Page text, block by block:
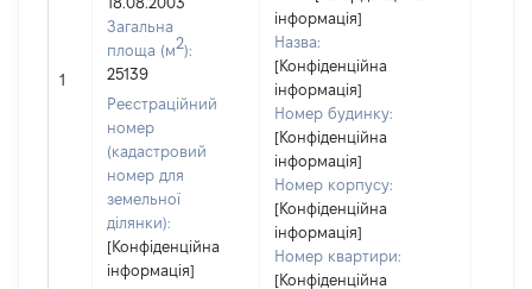
1
Загальна
площа (м2):
25139
Реєстраційний
номер
(кадастровий
номер для
земельної
ділянки):
[Конфіденційна
інформація]
інформація]
Назва:
[Конфіденційна
інформація]
Номер будинку:
[Конфіденційна
інформація]
Номер корпусу:
[Конфіденційна
інформація]
Номер квартири:
[Конфіденційна